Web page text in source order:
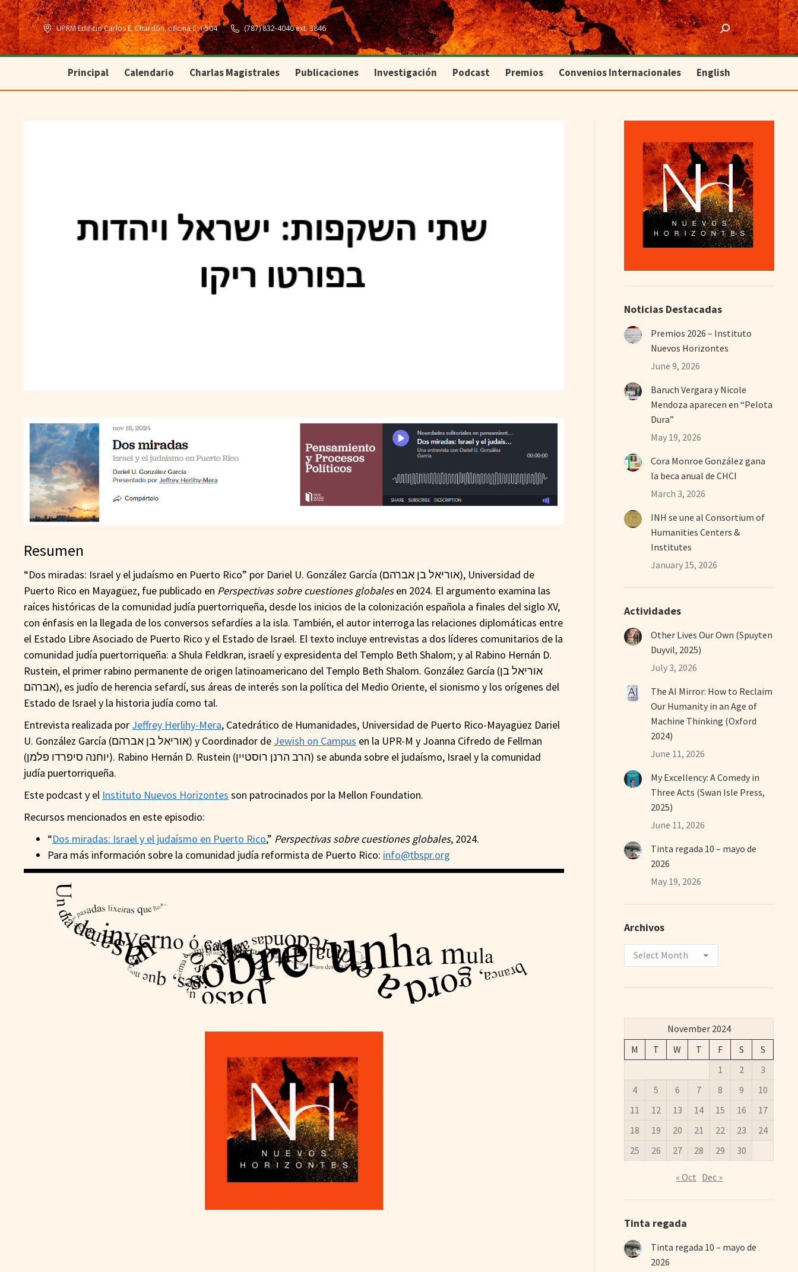
UPRM Edificio Carlos E. Chardón, oficina CH-504 (787) 832-4040 ext. 3846 Search:
Principal Calendario Charlas Magistrales Publicaciones Investigación Podcast Premios Convenios Internacionales English
Resumen
“Dos miradas: Israel y el judaísmo en Puerto Rico” por Dariel U. González García (אוריאל בן אברהם), Universidad de
Puerto Rico en Mayagüez, fue publicado en Perspectivas sobre cuestiones globalesen 2024. El argumento examina las
raíces históricas de la comunidad judía puertorriqueña, desde los inicios de la colonización española a finales del siglo XV,
con énfasis en la llegada de los conversos sefardíes a la isla. También, el autor interroga las relaciones diplomáticas entre
el Estado Libre Asociado de Puerto Rico y el Estado de Israel. El texto incluye entrevistas a dos líderes comunitarios de la
comunidad judía puertorriqueña: a Shula Feldkran, israelí y expresidenta del Templo Beth Shalom; y al Rabino Hernán D.
Rustein, el primer rabino permanente de origen latinoamericano del Templo Beth Shalom. González García (אוריאל בן
אברהם), es judío de herencia sefardí, sus áreas de interés son la política del Medio Oriente, el sionismo y los orígenes del
Estado de Israel y la historia judía como tal.
Entrevista realizada por Jeffrey Herlihy-Mera, Catedrático de Humanidades, Universidad de Puerto Rico-Mayagüez Dariel
U. González García (אוריאל בן אברהם) y Coordinador de Jewish on Campus en la UPR-M y Joanna Cifredo de Fellman
(יוחנה סיפרדו פלמן). Rabino Hernán D. Rustein (הרב הרנן רוסטיין) se abunda sobre el judaísmo, Israel y la comunidad
judía puertorriqueña.
Este podcast y el Instituto Nuevos Horizontes son patrocinados por la Mellon Foundation.
Recursos mencionados en este episodio:
“Dos miradas: Israel y el judaísmo en Puerto Rico,” Perspectivas sobre cuestiones globales, 2024.
Para más información sobre la comunidad judía reformista de Puerto Rico: info@tbspr.org
Noticias Destacadas
Premios 2026 – Instituto
Nuevos Horizontes
June 9, 2026
Baruch Vergara y Nicole
Mendoza aparecen en “Pelota
Dura”
May 19, 2026
Cora Monroe González gana
la beca anual de CHCI
March 3, 2026
INH se une al Consortium of
Humanities Centers &
Institutes
January 15, 2026
Actividades
Other Lives Our Own (Spuyten
Duyvil, 2025)
July 3, 2026
The AI Mirror: How to Reclaim
Our Humanity in an Age of
Machine Thinking (Oxford
2024)
June 11, 2026
My Excellency: A Comedy in
Three Acts (Swan Isle Press,
2025)
June 11, 2026
Tinta regada 10 – mayo de
2026
May 19, 2026
Archivos
Archivos
November 2024
M
T W T F S
S
1
2
3
4
5 6 7 8 9
10
11
12 13 14 15 16
17
18
19 20 21 22 23
24
25
26 27 28 29 30
« Oct Dec »
Tinta regada
Tinta regada 10 – mayo de
2026
Principal Calendario Charlas Magistrales Publicaciones Investigación Podcast Premios Convenios Internacionales English